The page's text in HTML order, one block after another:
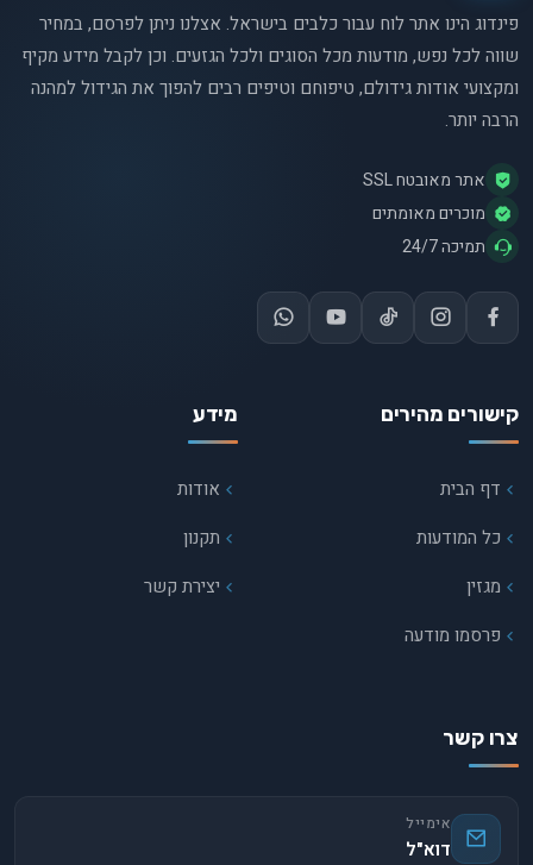
פינדוג הינו אתר לוח עבור כלבים בישראל. אצלנו ניתן לפרסם, במחיר
שווה לכל נפש, מודעות מכל הסוגים ולכל הגזעים. וכן לקבל מידע מקיף
ומקצועי אודות גידולם, טיפוחם וטיפים רבים להפוך את הגידול למהנה
הרבה יותר.
אתר מאובטח SSL
מוכרים מאומתים
תמיכה 24/7
קישורים מהירים
דף הבית
כל המודעות
מגזין
פרסמו מודעה
מידע
אודות
תקנון
יצירת קשר
צרו קשר
אימייל
דוא"ל